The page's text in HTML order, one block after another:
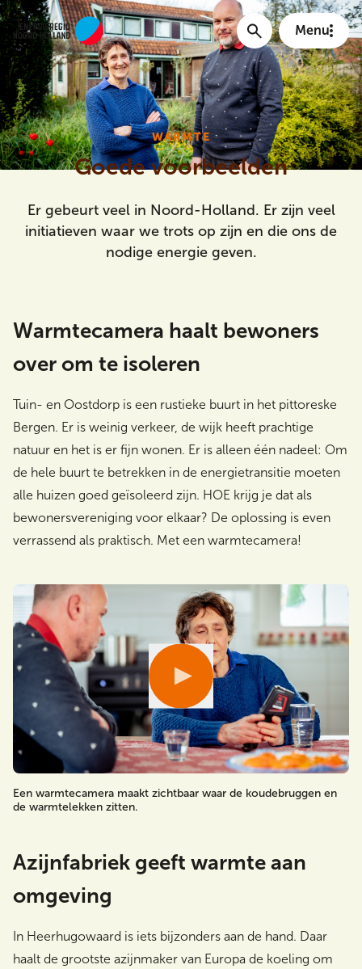
Menu
Main menu
Zoeken
WARMTE
Goede voorbeelden
Er gebeurt veel in Noord-Holland. Er zijn veel
initiatieven waar we trots op zijn en die ons de
nodige energie geven.
Warmtecamera haalt bewoners
over om te isoleren
Tuin- en Oostdorp is een rustieke buurt in het pittoreske
Bergen. Er is weinig verkeer, de wijk heeft prachtige
natuur en het is er fijn wonen. Er is alleen één nadeel: Om
de hele buurt te betrekken in de energietransitie moeten
alle huizen goed geïsoleerd zijn. HOE krijg je dat als
bewonersvereniging voor elkaar? De oplossing is even
verrassend als praktisch. Met een warmtecamera!
Een warmtecamera maakt zichtbaar waar de koudebruggen en
de warmtelekken zitten.
Azijnfabriek geeft warmte aan
omgeving
In Heerhugowaard is iets bijzonders aan de hand. Daar
haalt de grootste azijnmaker van Europa de koeling om